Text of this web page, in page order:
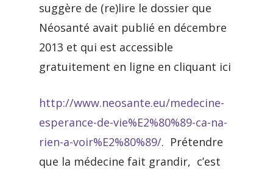
suggère de (re)lire le dossier que
Néosanté avait publié en décembre
2013 et qui est accessible
gratuitement en ligne en cliquant ici
http://www.neosante.eu/medecine-
esperance-de-vie%E2%80%89-ca-na-
rien-a-voir%E2%80%89/. Prétendre
que la médecine fait grandir, c’est